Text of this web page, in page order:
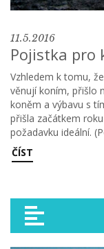
11.5.2016
Pojistka pro
Vzhledem k tomu,
věnují koním, přišlo
koněm a výbavu s
přišla začátkem
požadavku ideální.
ČÍST